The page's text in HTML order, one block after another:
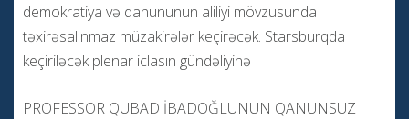
demokratiya və qanununun aliliyi mövzusunda
təxirəsalınmaz müzakirələr keçirəcək. Starsburqda
keçiriləcək plenar iclasın gündəliyinə
PROFESSOR QUBAD İBADOĞLUNUN QANUNSUZ